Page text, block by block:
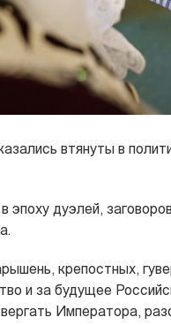
втянуты в
эпоху дуэлей,
крепостных,
и за будущее
Императора,